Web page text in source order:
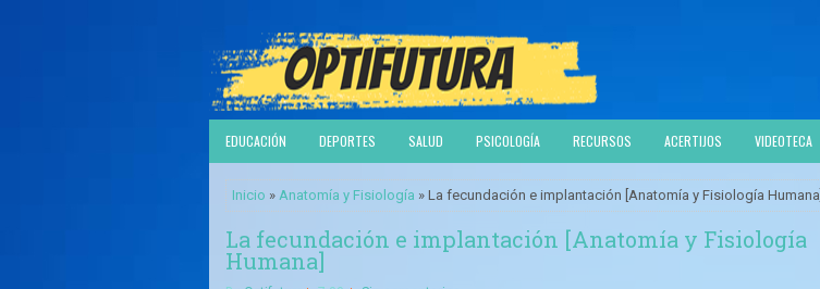
EDUCACIÓN DEPORTES SALUD PSICOLOGÍA RECURSOS ACERTIJOS VIDEOTECA
Inicio » Anatomía y Fisiología » La fecundación e implantación [Anatomía y Fisiología Humana]
La fecundación e implantación [Anatomía y Fisiología
Humana]